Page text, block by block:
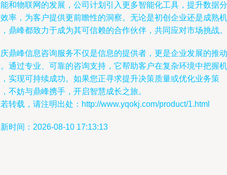
和物联网的发展，公司计划引入更多智能化工具，提升数据分
率，为客户提供更前瞻性的洞察。无论是初创企业还是成熟机
鼎峰都致力于成为其可信赖的合作伙伴，共同应对市场挑战。
鼎峰信息咨询服务不仅是信息的提供者，更是企业发展的推动
通过专业、可靠的咨询支持，它帮助客户在复杂环境中把握机
实现可持续成功。如果您正寻求提升决策质量或优化业务策
不妨与鼎峰携手，开启智慧成长之旅。
转载，请注明出处：http://www.yqokj.com/product/1.html
时间：2026-08-10 17:13:13